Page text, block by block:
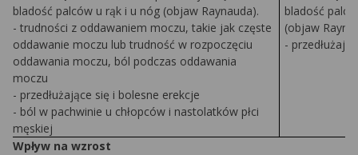
bladość palców u rąk i u nóg (objaw Raynauda).
- trudności z oddawaniem moczu, takie jak częste
oddawanie moczu lub trudność w rozpoczęciu
oddawania moczu, ból podczas oddawania
moczu
- przedłużające się i bolesne erekcje
- ból w pachwinie u chłopców i nastolatków płci
męskiej
bladość
(objaw
-
Wpływ na wzrost